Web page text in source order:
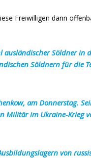
Freiwilligen dann
Söldner in
Söldnern für die
am Donnerstag.
Militär im Ukraine-Krieg
von